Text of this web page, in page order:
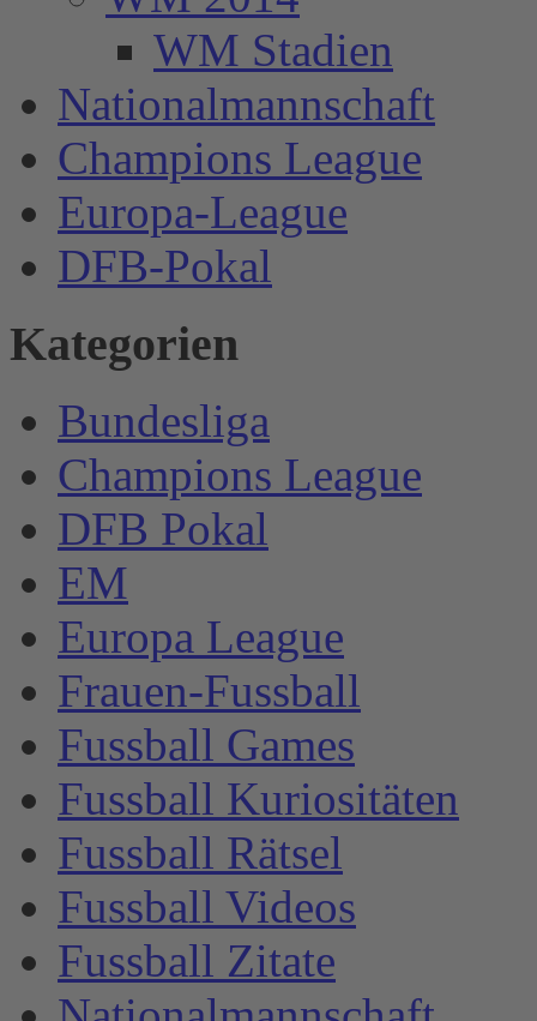
WM Stadien
Nationalmannschaft
Champions League
Europa-League
DFB-Pokal
Kategorien
Bundesliga
Champions League
DFB Pokal
EM
Europa League
Frauen-Fussball
Fussball Games
Fussball Kuriositäten
Fussball Rätsel
Fussball Videos
Fussball Zitate